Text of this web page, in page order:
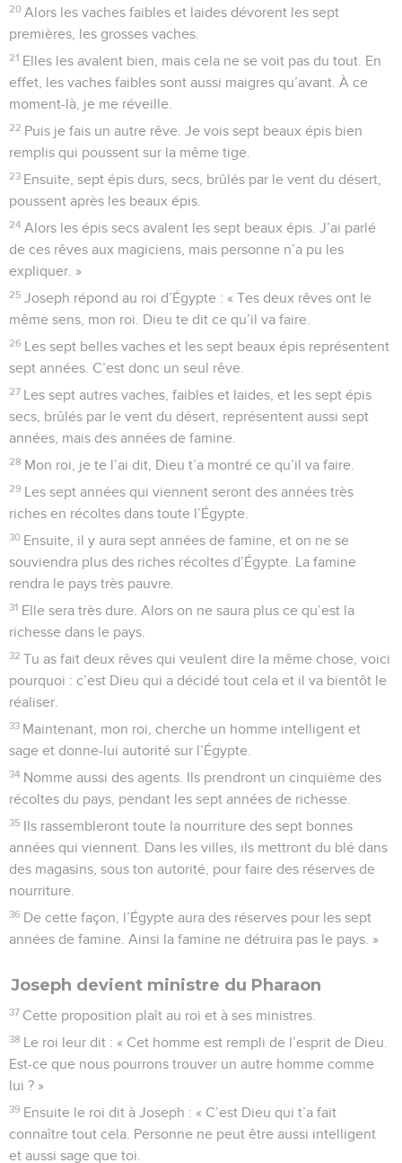
20 Alors les vaches faibles et laides dévorent les sept
premières, les grosses vaches.
21 Elles les avalent bien, mais cela ne se voit pas du tout. En
effet, les vaches faibles sont aussi maigres qu’avant. À ce
moment-là, je me réveille.
22 Puis je fais un autre rêve. Je vois sept beaux épis bien
remplis qui poussent sur la même tige.
23 Ensuite, sept épis durs, secs, brûlés par le vent du désert,
poussent après les beaux épis.
24 Alors les épis secs avalent les sept beaux épis. J’ai parlé
de ces rêves aux magiciens, mais personne n’a pu les
expliquer. »
25 Joseph répond au roi d’Égypte : « Tes deux rêves ont le
même sens, mon roi. Dieu te dit ce qu’il va faire.
26 Les sept belles vaches et les sept beaux épis représentent
sept années. C’est donc un seul rêve.
27 Les sept autres vaches, faibles et laides, et les sept épis
secs, brûlés par le vent du désert, représentent aussi sept
années, mais des années de famine.
28 Mon roi, je te l’ai dit, Dieu t’a montré ce qu’il va faire.
29 Les sept années qui viennent seront des années très
riches en récoltes dans toute l’Égypte.
30 Ensuite, il y aura sept années de famine, et on ne se
souviendra plus des riches récoltes d’Égypte. La famine
rendra le pays très pauvre.
31 Elle sera très dure. Alors on ne saura plus ce qu’est la
richesse dans le pays.
32 Tu as fait deux rêves qui veulent dire la même chose, voici
pourquoi : c’est Dieu qui a décidé tout cela et il va bientôt le
réaliser.
33 Maintenant, mon roi, cherche un homme intelligent et
sage et donne-lui autorité sur l’Égypte.
34 Nomme aussi des agents. Ils prendront un cinquième des
récoltes du pays, pendant les sept années de richesse.
35 Ils rassembleront toute la nourriture des sept bonnes
années qui viennent. Dans les villes, ils mettront du blé dans
des magasins, sous ton autorité, pour faire des réserves de
nourriture.
36 De cette façon, l’Égypte aura des réserves pour les sept
années de famine. Ainsi la famine ne détruira pas le pays. »
Joseph devient ministre du Pharaon
37 Cette proposition plaît au roi et à ses ministres.
38 Le roi leur dit : « Cet homme est rempli de l’esprit de Dieu.
Est-ce que nous pourrons trouver un autre homme comme
lui ? »
39 Ensuite le roi dit à Joseph : « C’est Dieu qui t’a fait
connaître tout cela. Personne ne peut être aussi intelligent
et aussi sage que toi.